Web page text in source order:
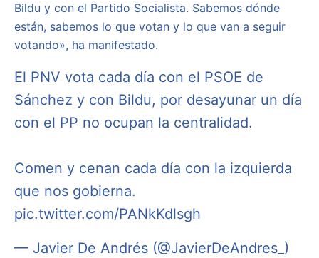
Bildu y con el Partido Socialista. Sabemos dónde
están, sabemos lo que votan y lo que van a seguir
votando», ha manifestado.
El PNV vota cada día con el PSOE de
Sánchez y con Bildu, por desayunar un día
con el PP no ocupan la centralidad.
Comen y cenan cada día con la izquierda
que nos gobierna.
pic.twitter.com/PANkKdlsgh
— Javier De Andrés (@JavierDeAndres_)